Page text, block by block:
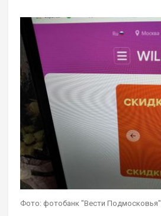
Фото: фотобанк "Вести Подмосковья"